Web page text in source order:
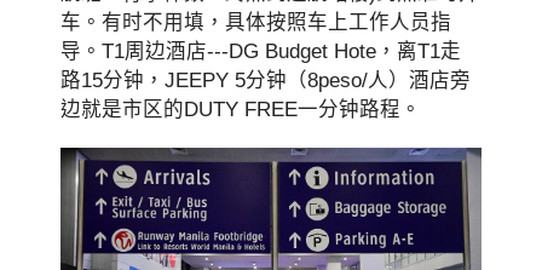
车。有时不用填，具体按照车上工作人员指
导。T1周边酒店---DG Budget Hote，离T1走
路15分钟，JEEPY 5分钟（8peso/人）酒店旁
边就是市区的DUTY FREE一分钟路程。